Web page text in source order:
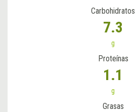
Carbohidratos
7.3
g
Proteínas
1.1
g
Grasas